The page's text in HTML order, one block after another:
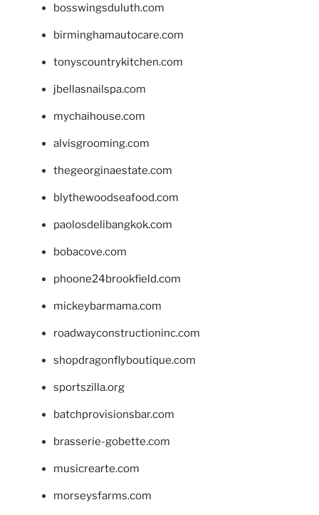
bosswingsduluth.com
birminghamautocare.com
tonyscountrykitchen.com
jbellasnailspa.com
mychaihouse.com
alvisgrooming.com
thegeorginaestate.com
blythewoodseafood.com
paolosdelibangkok.com
bobacove.com
phoone24brookfield.com
mickeybarmama.com
roadwayconstructioninc.com
shopdragonflyboutique.com
sportszilla.org
batchprovisionsbar.com
brasserie-gobette.com
musicrearte.com
morseysfarms.com